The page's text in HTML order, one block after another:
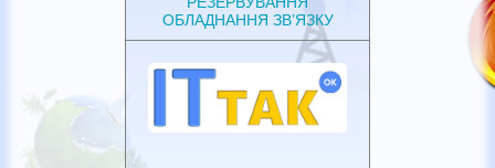
ОБЛАДНАННЯ ЗВ’ЯЗКУ